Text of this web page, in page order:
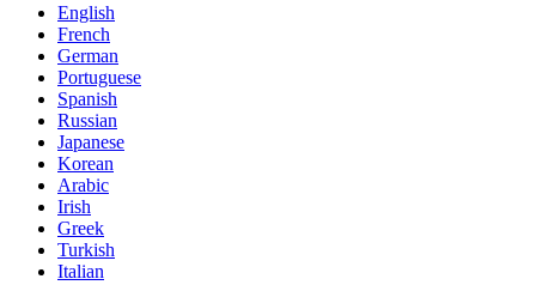
English
French
German
Portuguese
Spanish
Russian
Japanese
Korean
Arabic
Irish
Greek
Turkish
Italian